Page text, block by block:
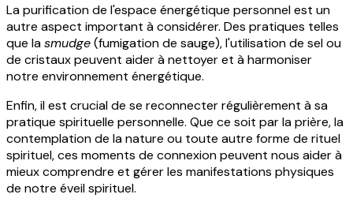
La purification de l'espace énergétique personnel est un
autre aspect important à considérer. Des pratiques telles
que lasmudge(fumigation de sauge), l'utilisation de sel ou
de cristaux peuvent aider à nettoyer et à harmoniser
notre environnement énergétique.
Enfin, il est crucial de se reconnecter régulièrement à sa
pratique spirituelle personnelle. Que ce soit par la prière, la
contemplation de la nature ou toute autre forme de rituel
spirituel, ces moments de connexion peuvent nous aider à
mieux comprendre et gérer les manifestations physiques
de notre éveil spirituel.